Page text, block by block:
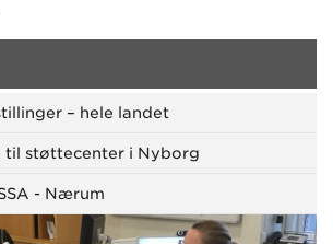
– hele landet
støttecenter i Nyborg
- Nærum